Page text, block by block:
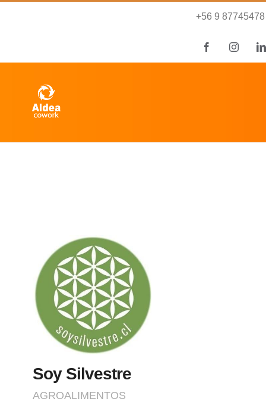
+56 9 87745478
Facebook
Soy Silvestre
AGROALIMENTOS